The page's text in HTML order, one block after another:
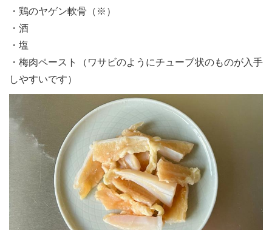
・鶏のヤゲン軟骨（※）
・酒
・塩
・梅肉ペースト（ワサビのようにチューブ状のものが入手
しやすいです）